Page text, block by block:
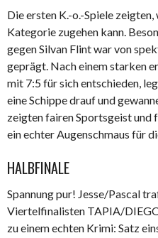
Die ersten K.-o.-Spiele
Kategorie zugehen kann.
gegen Silvan Flint war von
geprägt. Nach einem starken
mit 7:5 für sich entschieden,
eine Schippe drauf und
zeigten fairen Sportsgeist und
ein echter Augenschmaus für
HALBFINALE
Spannung pur! Jesse/Pascal
Viertelfinalisten TAPIA/
zu einem echten Krimi: Satz